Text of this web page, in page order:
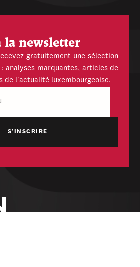
la newsletter
gratuitement une sélection
analyses marquantes, articles de
de l'actualité luxembourgeoise.